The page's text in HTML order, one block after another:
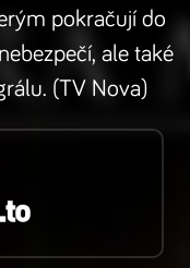
pokračují do
ale také
(TV Nova)